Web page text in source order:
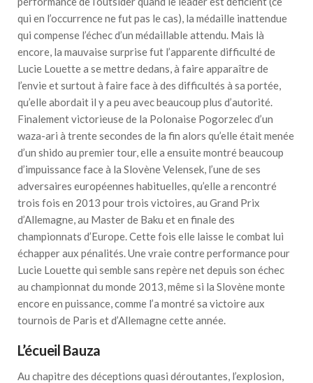
qui en l’occurrence ne fut pas le cas), la médaille inattendue
qui compense l’échec d’un médaillable attendu. Mais là
encore, la mauvaise surprise fut l’apparente difficulté de
Lucie Louette a se mettre dedans, à faire apparaître de
l’envie et surtout à faire face à des difficultés à sa portée,
qu’elle abordait il y a peu avec beaucoup plus d’autorité.
Finalement victorieuse de la Polonaise Pogorzelec d’un
waza-ari à trente secondes de la fin alors qu’elle était menée
d’un shido au premier tour, elle a ensuite montré beaucoup
d’impuissance face à la Slovène Velensek, l’une de ses
adversaires européennes habituelles, qu’elle a rencontré
trois fois en 2013 pour trois victoires, au Grand Prix
d’Allemagne, au Master de Baku et en finale des
championnats d’Europe. Cette fois elle laisse le combat lui
échapper aux pénalités. Une vraie contre performance pour
Lucie Louette qui semble sans repère net depuis son échec
au championnat du monde 2013, même si la Slovène monte
encore en puissance, comme l’a montré sa victoire aux
tournois de Paris et d’Allemagne cette année.
L’écueil Bauza
Au chapitre des déceptions quasi déroutantes, l’explosion,